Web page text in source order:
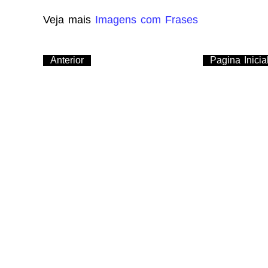
Veja mais Imagens com Frases
Anterior Pagina Inicial